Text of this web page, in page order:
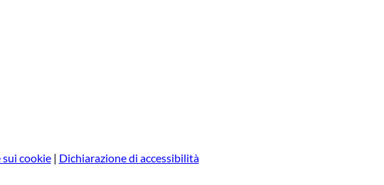
sui cookie| Dichiarazione di accessibilità